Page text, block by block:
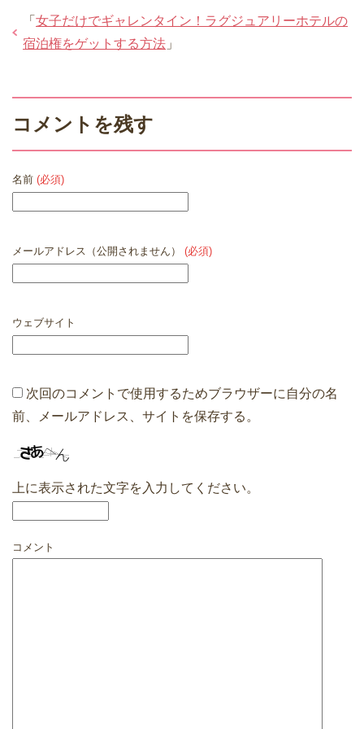
「 女子だけでギャレンタイン！ラグジュアリーホテルの
宿泊権をゲットする方法 」
コメントを残す
名前 (必須)
メールアドレス（公開されません） (必須)
ウェブサイト
次回のコメントで使用するためブラウザーに自分の名
前、メールアドレス、サイトを保存する。
上に表示された文字を入力してください。
コメント